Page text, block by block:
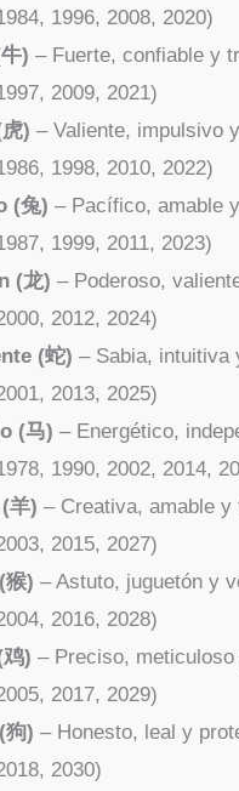
1996, 2008, 2020)
) – Fuerte, confiable y
2009, 2021)
) – Valiente, impulsivo
1998, 2010, 2022)
(兔) – Pacífico, amable
1999, 2011, 2023)
(龙) – Poderoso,
2012, 2024)
(蛇) – Sabia, intuitiva
2013, 2025)
(马) – Energético,
1990, 2002, 2014,
羊) – Creativa, amable y
2015, 2027)
猴) – Astuto, juguetón y
2016, 2028)
) – Preciso,
2017, 2029)
狗) – Honesto, leal y
2030)